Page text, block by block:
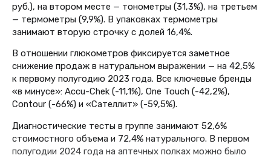
руб.), на втором месте — тонометры (31,3%), на третьем
— термометры (9,9%). В упаковках термометры
занимают вторую строчку с долей 16,4%.
В отношении глюкометров фиксируется заметное
снижение продаж в натуральном выражении — на 42,5%
к первому полугодию 2023 года. Все ключевые бренды
«в минусе»: Accu-Chek (-11,1%), One Touch (-42,2%),
Contour (-66%) и «Сателлит» (-59,5%).
Диагностические тесты в группе занимают 52,6%
стоимостного объема и 72,4% натурального. В первом
полугодии 2024 года на аптечных полках можно было